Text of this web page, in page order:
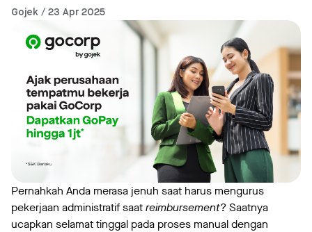
Gojek / 23 Apr 2025
Pernahkah Anda merasa jenuh saat harus mengurus
pekerjaan administratif saatreimbursement? Saatnya
ucapkan selamat tinggal pada proses manual dengan